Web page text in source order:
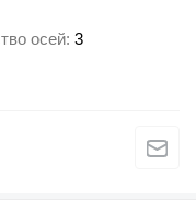
осей 3